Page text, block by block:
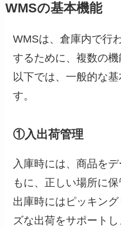
WMSの基本機能
WMSは、倉庫内で行
するために、複数の機
以下では、一般的な
す。
①入出荷管理
入庫時には、商品を
もに、正しい場所に
出庫時にはピッキン
ズな出荷をサポート